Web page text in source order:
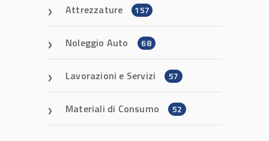
Attrezzature 157
Noleggio Auto 68
Lavorazioni e Servizi 57
Materiali di Consumo 52